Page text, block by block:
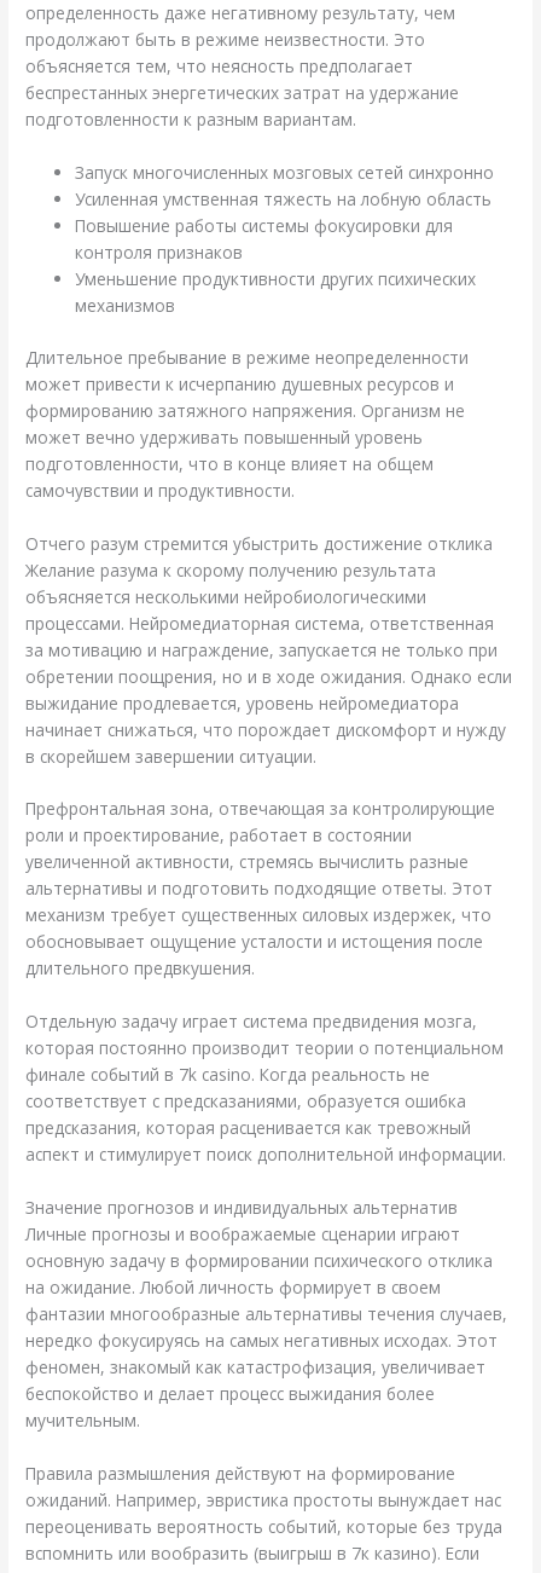
определенность даже негативному результату, чем
продолжают быть в режиме неизвестности. Это
объясняется тем, что неясность предполагает
беспрестанных энергетических затрат на удержание
подготовленности к разным вариантам.
Запуск многочисленных мозговых сетей синхронно
Усиленная умственная тяжесть на лобную область
Повышение работы системы фокусировки для
контроля признаков
Уменьшение продуктивности других психических
механизмов
Длительное пребывание в режиме неопределенности
может привести к исчерпанию душевных ресурсов и
формированию затяжного напряжения. Организм не
может вечно удерживать повышенный уровень
подготовленности, что в конце влияет на общем
самочувствии и продуктивности.
Отчего разум стремится убыстрить достижение отклика
Желание разума к скорому получению результата
объясняется несколькими нейробиологическими
процессами. Нейромедиаторная система, ответственная
за мотивацию и награждение, запускается не только при
обретении поощрения, но и в ходе ожидания. Однако если
выжидание продлевается, уровень нейромедиатора
начинает снижаться, что порождает дискомфорт и нужду
в скорейшем завершении ситуации.
Префронтальная зона, отвечающая за контролирующие
роли и проектирование, работает в состоянии
увеличенной активности, стремясь вычислить разные
альтернативы и подготовить подходящие ответы. Этот
механизм требует существенных силовых издержек, что
обосновывает ощущение усталости и истощения после
длительного предвкушения.
Отдельную задачу играет система предвидения мозга,
которая постоянно производит теории о потенциальном
финале событий в 7k casino. Когда реальность не
соответствует с предсказаниями, образуется ошибка
предсказания, которая расценивается как тревожный
аспект и стимулирует поиск дополнительной информации.
Значение прогнозов и индивидуальных альтернатив
Личные прогнозы и воображаемые сценарии играют
основную задачу в формировании психического отклика
на ожидание. Любой личность формирует в своем
фантазии многообразные альтернативы течения случаев,
нередко фокусируясь на самых негативных исходах. Этот
феномен, знакомый как катастрофизация, увеличивает
беспокойство и делает процесс выжидания более
мучительным.
Правила размышления действуют на формирование
ожиданий. Например, эвристика простоты вынуждает нас
переоценивать вероятность событий, которые без труда
вспомнить или вообразить (выигрыш в 7к казино). Если